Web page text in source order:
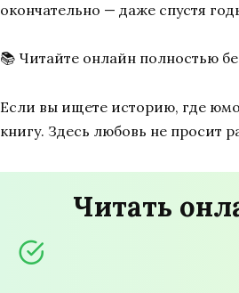
окончательно — даже спустя
📚 Читайте онлайн полностью
Если вы ищете историю, где
книгу. Здесь любовь не просит
Читать